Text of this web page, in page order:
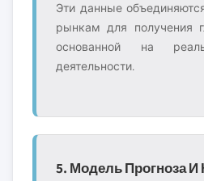
Эти данные
рынкам для получения
основанной на
деятельности.
5. Модель Прогноза